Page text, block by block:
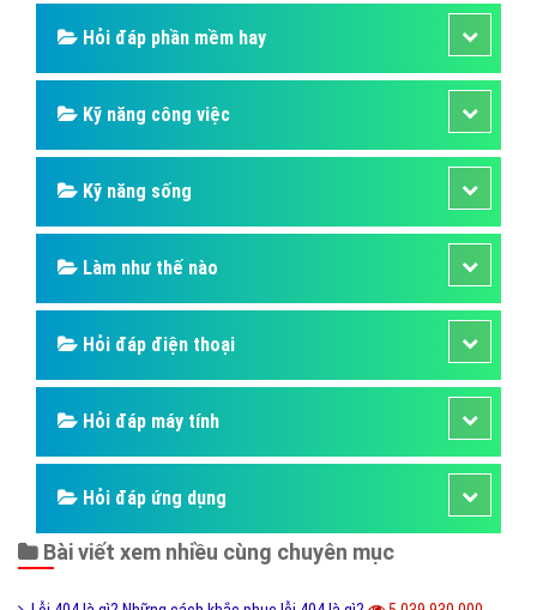
Hỏi đáp phần mềm hay
Kỹ năng công việc
Kỹ năng sống
Làm như thế nào
Hỏi đáp điện thoại
Hỏi đáp máy tính
Hỏi đáp ứng dụng
Bài viết xem nhiều cùng chuyên mục